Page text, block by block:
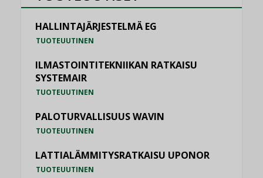
HALLINTAJÄRJESTELMÄ EG
TUOTEUUTINEN
ILMASTOINTITEKNIIKAN RATKAISU
SYSTEMAIR
TUOTEUUTINEN
PALOTURVALLISUUS WAVIN
TUOTEUUTINEN
LATTIALÄMMITYSRATKAISU UPONOR
TUOTEUUTINEN